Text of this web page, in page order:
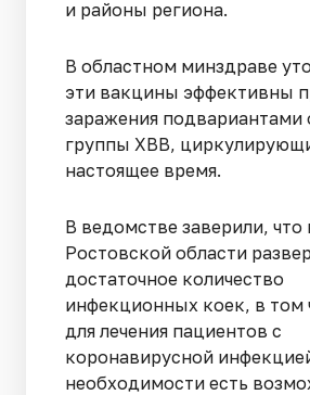
и районы региона.
В областном минздраве
эти вакцины эффективны
заражения подвариантами
группы ХBB,
настоящее время.
В ведомстве заверили, что
Ростовской области
достаточное количество
инфекционных коек, в том
для лечения пациентов с
коронавирусной
необходимости есть